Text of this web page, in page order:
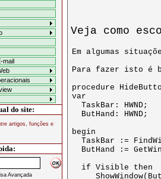
mail
do site:
artigos, funções e
Avançada
Veja como